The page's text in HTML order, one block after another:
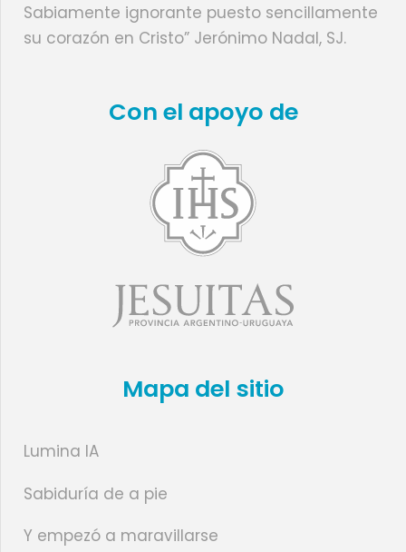
Sabiamente ignorante puesto sencillamente
su corazón en Cristo” Jerónimo Nadal, SJ.
Con el apoyo de
Mapa del sitio
Lumina IA
Sabiduría de a pie
Y empezó a maravillarse